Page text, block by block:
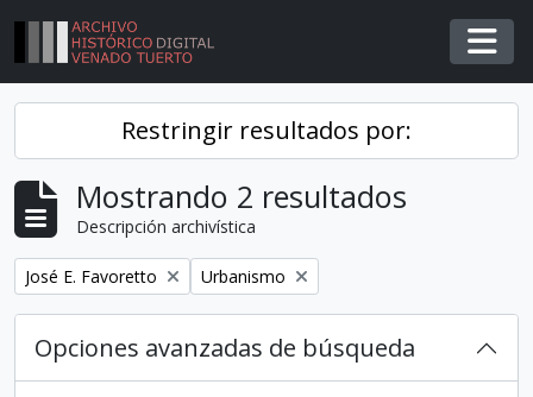
Skip to main content
Restringir resultados por:
Mostrando 2 resultados
Descripción archivística
Remover filtro
José E. Favoretto Remover filtro
Urbanismo
Opciones avanzadas de búsqueda